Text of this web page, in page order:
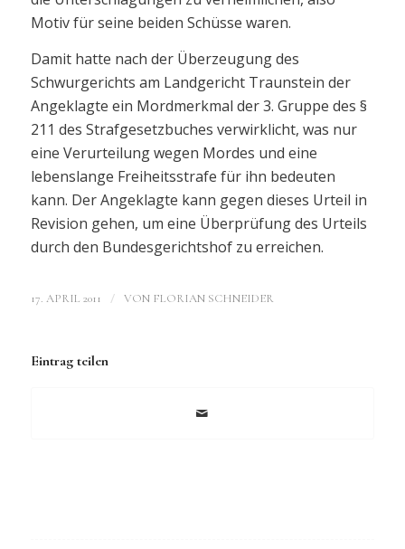
Motiv für seine beiden Schüsse waren.
Damit hatte nach der Überzeugung des
Schwurgerichts am Landgericht Traunstein der
Angeklagte ein Mordmerkmal der 3. Gruppe des §
211 des Strafgesetzbuches verwirklicht, was nur
eine Verurteilung wegen Mordes und eine
lebenslange Freiheitsstrafe für ihn bedeuten
kann. Der Angeklagte kann gegen dieses Urteil in
Revision gehen, um eine Überprüfung des Urteils
durch den Bundesgerichtshof zu erreichen.
17. APRIL 2011 / VON FLORIAN SCHNEIDER
Eintrag teilen